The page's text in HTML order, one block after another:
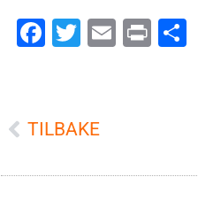
Facebook
Twitter
Email
Print
Prev
TILBAKE